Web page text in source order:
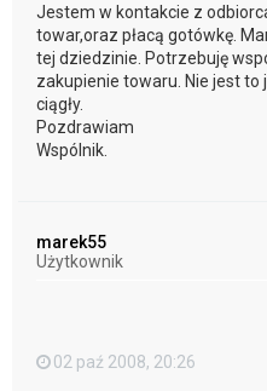
Jestem w kontakcie z
towar,oraz płacą gotówkę.
tej dziedzinie. Potrzebuję
zakupienie towaru. Nie jest to
ciągły.
Pozdrawiam
Wspólnik.
marek55
Użytkownik
02 paź 2008, 20:26